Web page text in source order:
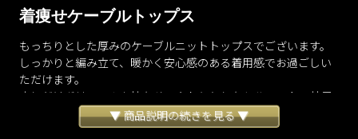
着痩せケーブルトップス
もっちりとした厚みのケーブルニットトップスでございます。
しっかりと編み立て、暖かく安心感のある着用感でお過ごしい
ただけます。
少しだけボリュームを持たせ、ふわりとしたシルエットの袖元
がさらに優しい印象をプラスしてくれます。
シーズンムードを盛り上げてくれ、冬を楽しくお過ごしいただ
▼ 商品説明の続きを見る ▼